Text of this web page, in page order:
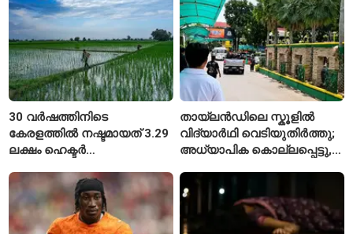
30 വർഷത്തിനിടെ
കേരളത്തിൽ നഷ്ടമായത് 3.29
ലക്ഷം ഹെക്ടർ
തായ്‌ലൻഡിലെ സ്കൂളിൽ
വിദ്യാർഥി വെടിയുതിർത്തു;
അധ്യാപിക കൊല്ലപ്പെട്ടു,